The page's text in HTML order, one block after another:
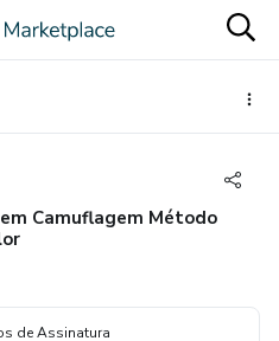
Camuflagem Método
de Assinatura